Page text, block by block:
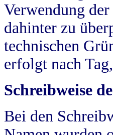
Verwendung
dahinter zu
technischen
erfolgt nach
Schreibweise
Bei den